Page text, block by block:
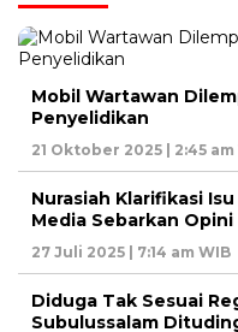
Mobil Wartawan
Penyelidikan
21 Oktober 2025 | 2:45 am
Nurasiah Klarifikasi
Media Sebarkan
27 Juli 2025 | 7:14 am WIB
Diduga Tak Sesuai
Subulussalam